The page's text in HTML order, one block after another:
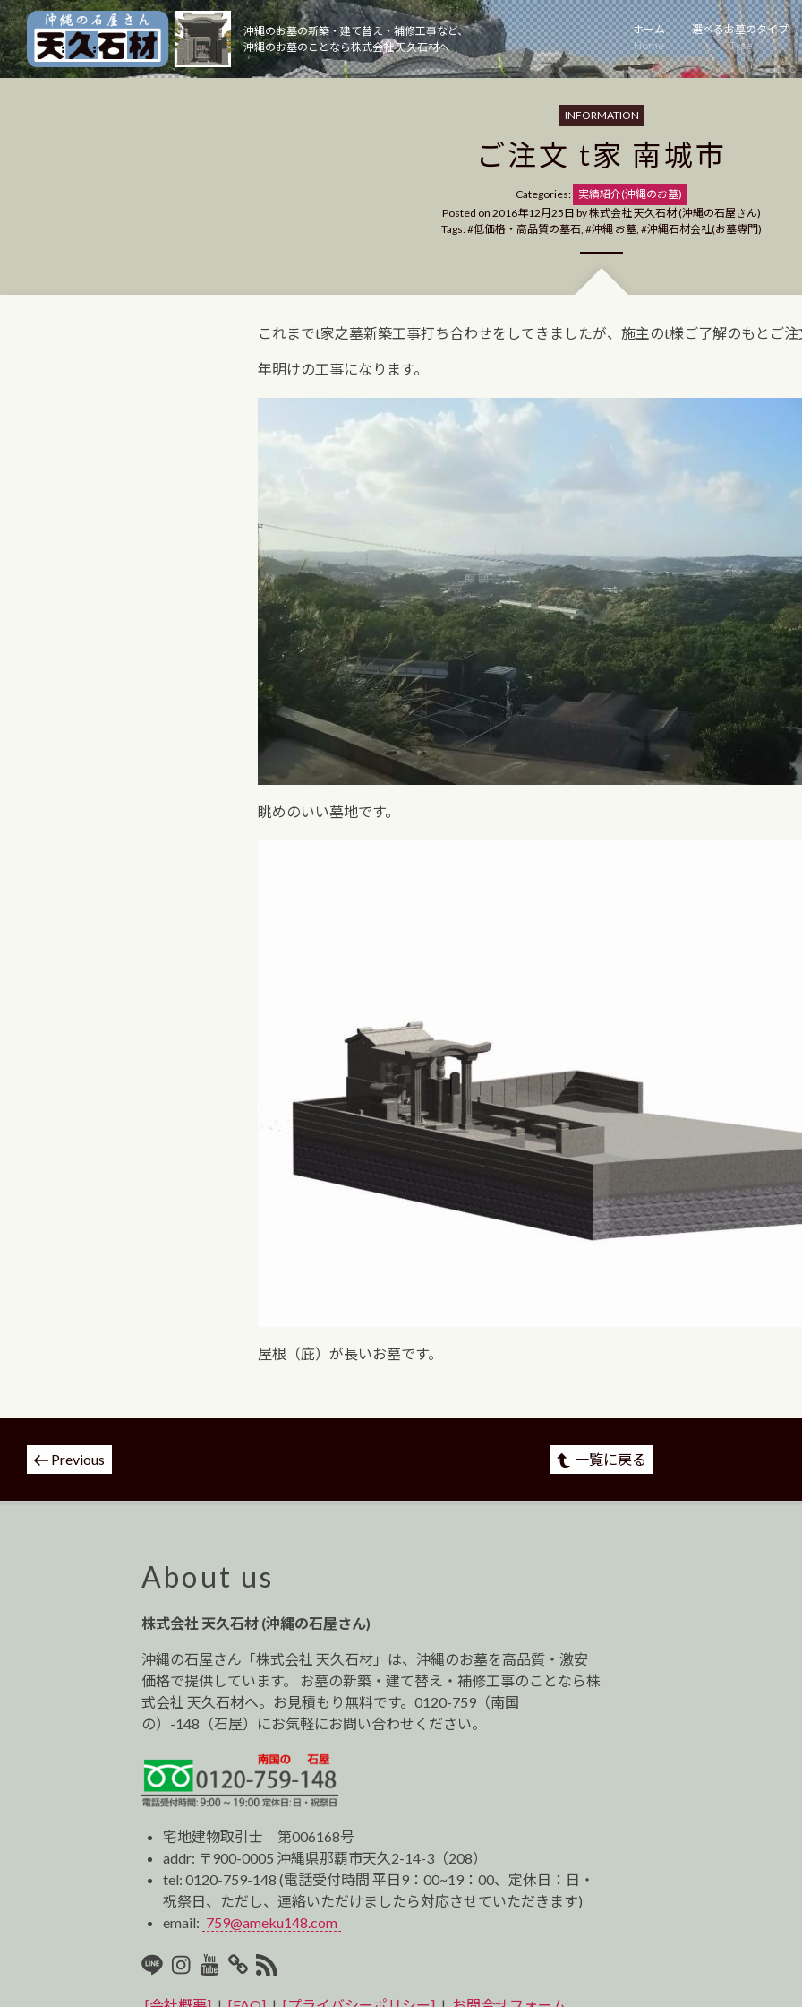
Skip
to
content
沖縄のお墓の新築・建て替え・補修工事など、
沖縄のお墓のことなら株式会社 天久石材へ
ホーム
Home
選べるお墓のタイプ
Type
INFORMATION
ご注文 t家 南城市
Categories: Categories
実績紹介(沖縄のお墓)
Posted on 2016年12月25日 by株式会社 天久石材 (沖縄の石屋さん)
Tags: 低価格・高品質の墓石, 沖縄 お墓, 沖縄石材会社(お墓専門)
これまでt家之墓新築工事打ち合わせをしてきましたが、施主のt様ご了解のもとご
年明けの工事になります。
眺めのいい墓地です。
屋根（庇）が長いお墓です。
投
稿
ナ
Previous 一覧に戻る
About us
株式会社 天久石材 (沖縄の石屋さん)
沖縄の石屋さん「株式会社 天久石材」は、沖縄のお墓を高品質・激安
価格で提供しています。 お墓の新築・建て替え・補修工事のことなら株
式会社 天久石材へ。お見積もり無料です。0120-759（南国
の）-148（石屋）にお気軽にお問い合わせください。
宅地建物取引士 第006168号
addr: 〒900-0005 沖縄県那覇市天久2-14-3（208）
tel:0120-759-148 (電話受付時間 平日9：00~19：00、定休日：日・
祝祭日、ただし、連絡いただけましたら対応させていただきます)
email: 759@ameku148.com
LINEInstagram
Youtube
マ
イ
RSS2